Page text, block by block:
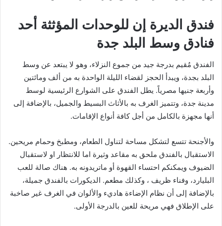
فندق الديرة إن للوحدات المؤثثة أحد
فنادق وسط البلد جدة
الفندق مُقيم بدرجة جيد من جموع النزلاء، وهو لا يبتعد عن وسط
البلد بجدة، ويبدأ الحجز لقضاء الليلة الواحدة به من ألف ومائتين
وأربعة جنيها مصرياً. يطل الفندق على الشوارع الرئيسية لوسط
مدينة جدة، وتتميز الغرف به بالأثاث البسيط والجميل، بالإضافة إلى
أنها مجهزة بالكامل من أجل كافة أنواع الإقامات.
والأجنحة تتسع لتشكل مساحة لتناول الطعام، ومطبخ وحمام مريحين.
الاستقبال بالفندق ملحق به مقاعد وثيرة اما للانتظار او لاستقبال
الضيوف ويمكنكم احتساء القهوة أو ماتريدونه به. هناك صالة للعب
البليارد، وفناء ظريف ، وكذلك مطعم. الديكورات بالفندق جميلة،
بالإضافة إلى أن نظام الإضاءة هاديء والألوان في الغرف غير صاخبة
على الإطلاق فهي مريحة للعين بالدرجة الأولى.